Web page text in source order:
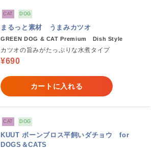
CAT DOG
まるっと素材 うまみカツオ
GREEN DOG & CAT Premium Dish Style
カツオの旨みがたっぷりな水煮タイプ
¥690
カートに入れる
CAT DOG
KUUT ボーンブロス平飼いダチョウ for
DOGS＆CATS